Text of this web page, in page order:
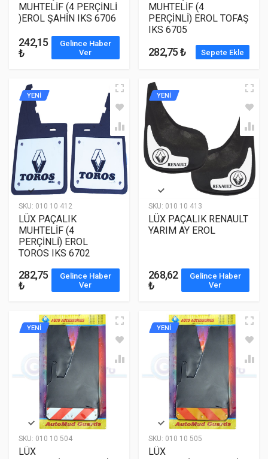
MUHTELİF (4 PERÇİNLİ
)EROL ŞAHİN IKS 6706
242,15
₺
Gelince Haber
Ver
MUHTELİF (4
PERÇİNLİ) EROL TOFAŞ
IKS 6705
282,75 ₺ Sepete Ekle
SKU: 010 10 412
YENİ
LÜX PAÇALIK
MUHTELİF (4
PERÇİNLİ) EROL
TOROS IKS 6702
282,75
₺
Gelince Haber
Ver
SKU: 010 10 413
YENİ
LÜX PAÇALIK RENAULT
YARIM AY EROL
268,62
₺
Gelince Haber
Ver
SKU: 010 10 504
YENİ
LÜX
SKU: 010 10 505
YENİ
LÜX